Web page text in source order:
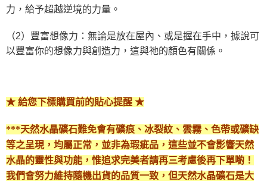
力，給予超越逆境的力量。
（2）豐富想像力：無論是放在屋內、或是握在手中，據說可
以豐富你的想像力與創造力，這與祂的顏色有關係。
★ 給您下標購買前的貼心提醒 ★
***天然水晶礦石難免會有礦痕、冰裂紋、雲霧、色帶或礦缺
等之呈現，均屬正常，並非為瑕疵品，這些並不會影響天然
水晶的靈性與功能，惟追求完美者請再三考慮後再下單喲！
我們會努力維持隨機出貨的品質一致，但天然水晶礦石是大